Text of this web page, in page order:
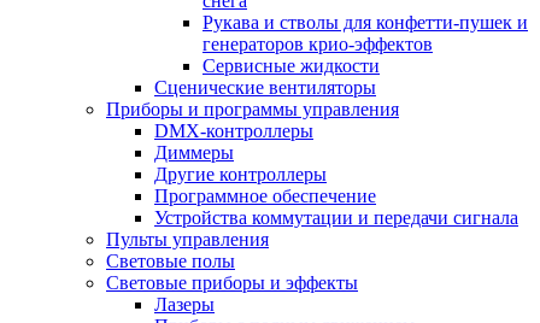
Рукава и стволы для конфетти-пушек и
генераторов крио-эффектов
Сервисные жидкости
Сценические вентиляторы
Приборы и программы управления
DMX-контроллеры
Диммеры
Другие контроллеры
Программное обеспечение
Устройства коммутации и передачи сигнала
Пульты управления
Световые полы
Световые приборы и эффекты
Лазеры